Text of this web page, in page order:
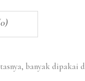
banyak dipakai